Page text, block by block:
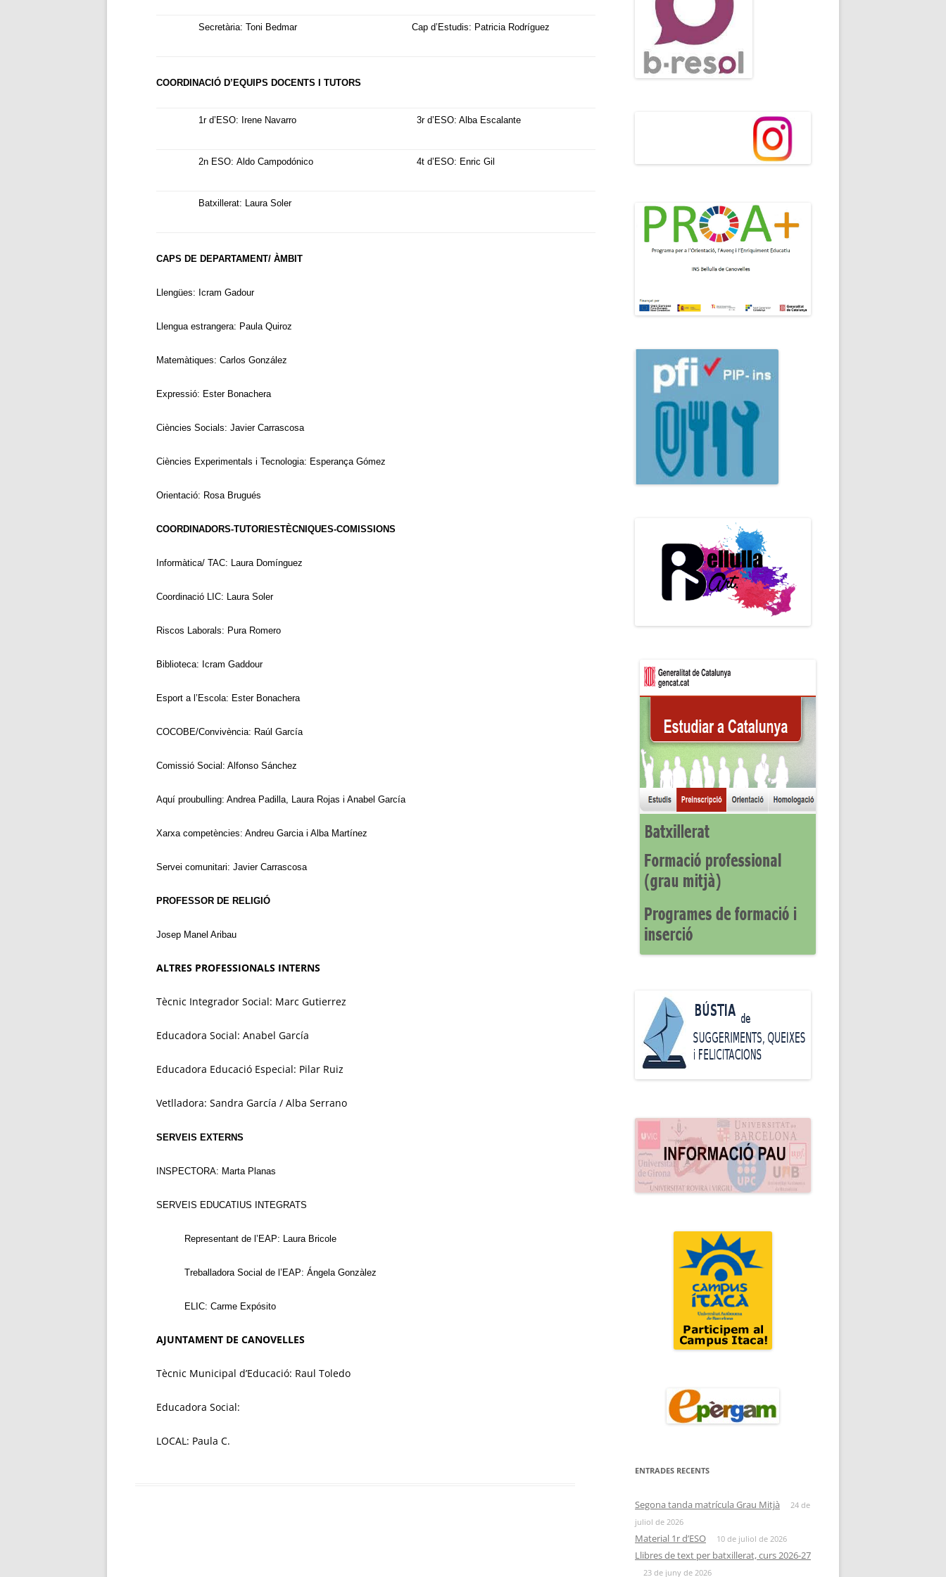
PLA DE COMUNICACIÓ
OFERTA EDUCATIVA
Secretària: Toni Bedmar Cap d’Estudis: Patricia Rodríguez
COORDINACIÓ D’EQUIPS DOCENTS I TUTORS
1r d’ESO: Irene Navarro 3r d’ESO: Alba Escalante
2n ESO: Aldo Campodónico 4t d’ESO: Enric Gil
Batxillerat: Laura Soler
CAPS DE DEPARTAMENT/ ÀMBIT
Llengües: Icram Gadour
Llengua estrangera: Paula Quiroz
Matemàtiques: Carlos González
Expressió: Ester Bonachera
Ciències Socials: Javier Carrascosa
Ciències Experimentals i Tecnologia: Esperança Gómez
Orientació: Rosa Brugués
COORDINADORS-TUTORIESTÈCNIQUES-COMISSIONS
Informàtica/ TAC: Laura Domínguez
Coordinació LIC: Laura Soler
Riscos Laborals: Pura Romero
Biblioteca: Icram Gaddour
Esport a l’Escola: Ester Bonachera
COCOBE/Convivència: Raúl García
Comissió Social: Alfonso Sánchez
Aquí proubulling: Andrea Padilla, Laura Rojas i Anabel García
Xarxa competències: Andreu Garcia i Alba Martínez
Servei comunitari: Javier Carrascosa
PROFESSOR DE RELIGIÓ
Josep Manel Aribau
ALTRES PROFESSIONALS INTERNS
Tècnic Integrador Social: Marc Gutierrez
Educadora Social: Anabel García
Educadora Educació Especial: Pilar Ruiz
Vetlladora: Sandra García / Alba Serrano
SERVEIS EXTERNS
INSPECTORA: Marta Planas
SERVEIS EDUCATIUS INTEGRATS
Representant de l’EAP: Laura Bricole
Treballadora Social de l’EAP: Ángela Gonzàlez
ELIC: Carme Expósito
AJUNTAMENT DE CANOVELLES
Tècnic Municipal d’Educació: Raul Toledo
Educadora Social:
LOCAL: Paula C.
ENTRADES RECENTS
Segona tanda matrícula Grau Mitjà
24 de
juliol de 2026
Material 1r d’ESO 10 de juliol de 2026
Llibres de text per batxillerat, curs 2026-27
23 de juny de 2026